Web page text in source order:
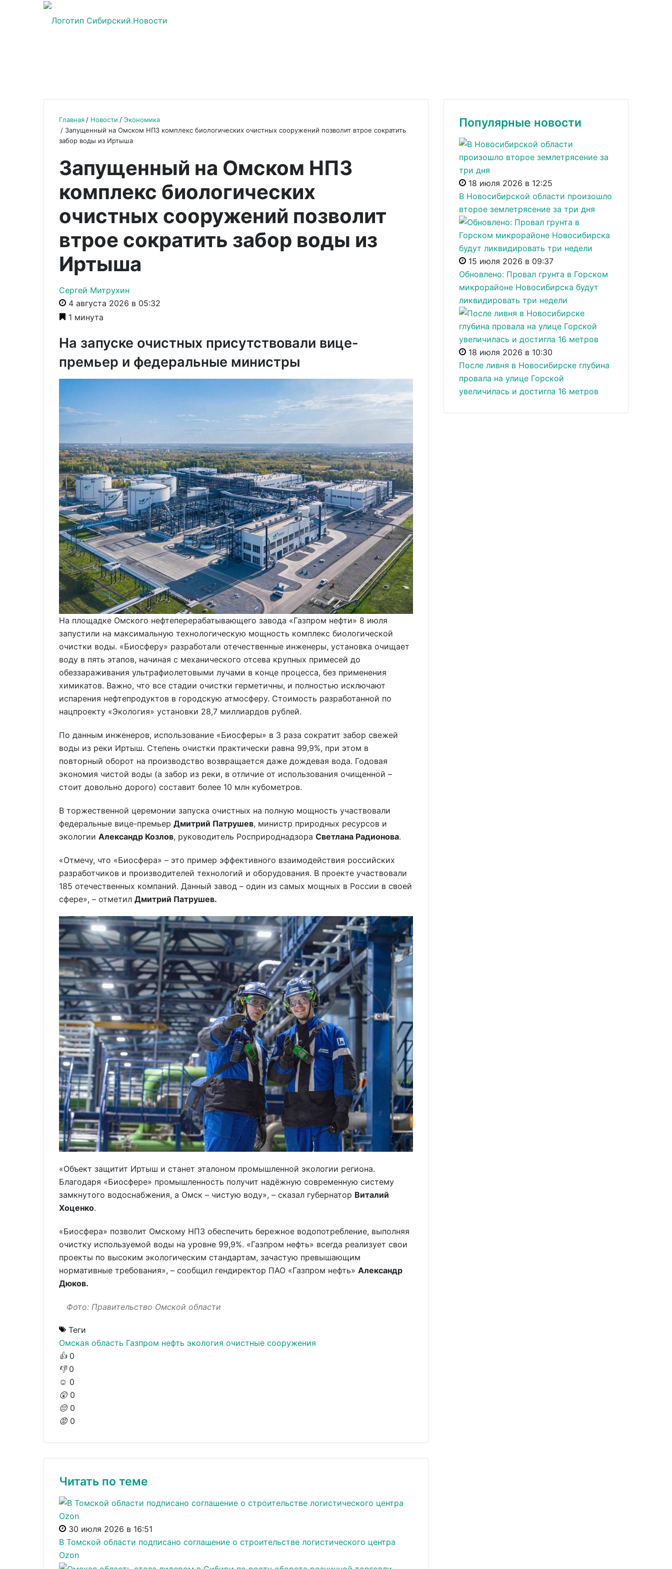
Главная Новости
Экономика
Запущенный на Омском НПЗ комплекс биологических очистных сооружений позволит втрое сократить
забор воды из Иртыша
Запущенный на Омском НПЗ
комплекс биологических
очистных сооружений позволит
втрое сократить забор воды из
Иртыша
Сергей Митрухин
4 августа 2026 в 05:32
1 минута
На запуске очистных присутствовали вице-
премьер и федеральные министры
На площадке Омского нефтеперерабатывающего завода «Газпром нефти» 8 июля
запустили на максимальную технологическую мощность комплекс биологической
очистки воды. «Биосферу» разработали отечественные инженеры, установка очищает
воду в пять этапов, начиная с механического отсева крупных примесей до
обеззараживания ультрафиолетовыми лучами в конце процесса, без применения
химикатов. Важно, что все стадии очистки герметичны, и полностью исключают
испарения нефтепродуктов в городскую атмосферу. Стоимость разработанной по
нацпроекту «Экология» установки 28,7 миллиардов рублей.
По данным инженеров, использование «Биосферы» в 3 раза сократит забор свежей
воды из реки Иртыш. Степень очистки практически равна 99,9%, при этом в
повторный оборот на производство возвращается даже дождевая вода. Годовая
экономия чистой воды (а забор из реки, в отличие от использования очищенной –
стоит довольно дорого) составит более 10 млн кубометров.
В торжественной церемонии запуска очистных на полную мощность участвовали
федеральные вице-премьер Дмитрий Патрушев, министр природных ресурсов и
экологии Александр Козлов, руководитель Росприроднадзора Светлана Радионова.
«Отмечу, что «Биосфера» – это пример эффективного взаимодействия российских
разработчиков и производителей технологий и оборудования. В проекте участвовали
185 отечественных компаний. Данный завод – один из самых мощных в России в своей
сфере», – отметил Дмитрий Патрушев.
«Объект защитит Иртыш и станет эталоном промышленной экологии региона.
Благодаря «Биосфере» промышленность получит надёжную современную систему
замкнутого водоснабжения, а Омск – чистую воду», – сказал губернатор Виталий
Хоценко.
«Биосфера» позволит Омскому НПЗ обеспечить бережное водопотребление, выполняя
очистку используемой воды на уровне 99,9%. «Газпром нефть» всегда реализует свои
проекты по высоким экологическим стандартам, зачастую превышающим
нормативные требования», – сообщил гендиректор ПАО «Газпром нефть» Александр
Дюков.
Фото: Правительство Омской области
Теги
Омская область Газпром нефть экология очистные сооружения
👍 0
👎 0
☺️ 0
😲 0
😔 0
😡 0
Читать по теме
30 июля 2026 в 16:51
В Томской области подписано соглашение о строительстве логистического центра
Ozon
Популярные новости
18 июля 2026 в 12:25
В Новосибирской области произошло
второе землетрясение за три дня
15 июля 2026 в 09:37
Обновлено: Провал грунта в Горском
микрорайоне Новосибирска будут
ликвидировать три недели
18 июля 2026 в 10:30
После ливня в Новосибирске глубина
провала на улице Горской
увеличилась и достигла 16 метров